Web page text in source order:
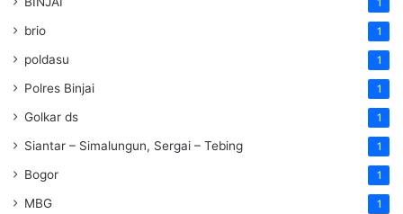
brio 1
poldasu 1
Polres Binjai 1
Golkar ds 1
Siantar – Simalungun, Sergai – Tebing 1
Bogor 1
MBG 1